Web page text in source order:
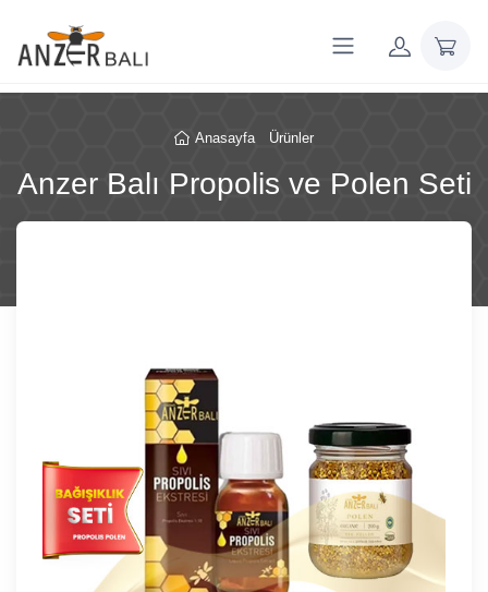
Anasayfa Ürünler
Anzer Balı Propolis ve Polen Seti